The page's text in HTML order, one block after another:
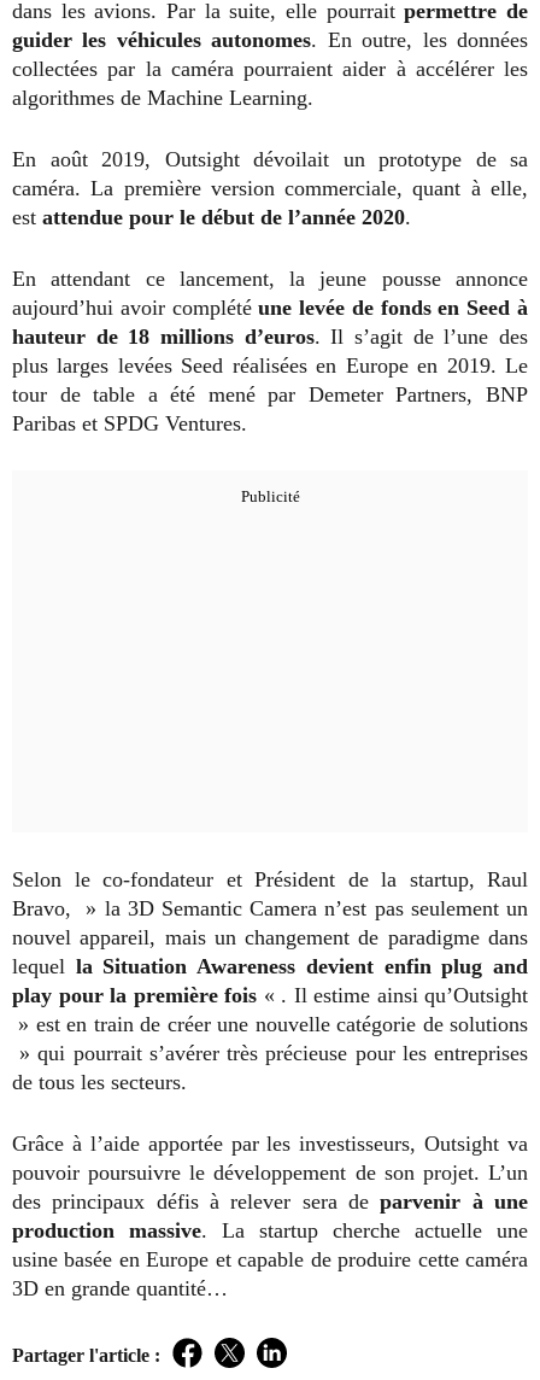
dans les avions. Par la suite, elle pourraitpermettre de
guider les véhicules autonomes. En outre, les données
collectées par la caméra pourraient aider à accélérer les
algorithmes de Machine Learning.
En août 2019, Outsight dévoilait un prototype de sa
caméra. La première version commerciale, quant à elle,
est attendue pour le début de l’année 2020.
En attendant ce lancement, la jeune pousse annonce
aujourd’hui avoir complétéune levée de fonds en Seed à
hauteur de 18 millions d’euros. Il s’agit de l’une des
plus larges levées Seed réalisées en Europe en 2019. Le
tour de table a été mené par Demeter Partners, BNP
Paribas et SPDG Ventures.
Selon le co-fondateur et Président de la startup, Raul
Bravo, » la 3D Semantic Camera n’est pas seulement un
nouvel appareil, mais un changement de paradigme dans
lequel la Situation Awareness devient enfin plug and
play pour la première fois « . Il estime ainsi qu’Outsight
» est en train de créer une nouvelle catégorie de solutions
» qui pourrait s’avérer très précieuse pour les entreprises
de tous les secteurs.
Grâce à l’aide apportée par les investisseurs, Outsight va
pouvoir poursuivre le développement de son projet. L’un
des principaux défis à relever sera deparvenir à une
production massive. La startup cherche actuelle une
usine basée en Europe et capable de produire cette caméra
3D en grande quantité…
Partager l'article : Facebook
TwitterLinkedIn